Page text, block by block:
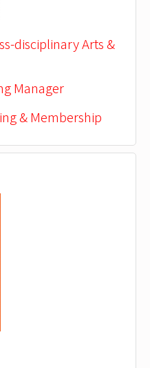
disciplinary Arts &
Manager
& Membership